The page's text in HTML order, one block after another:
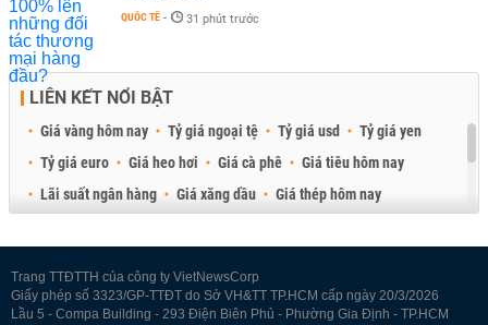
QUỐC TẾ - 31 phút trước
LIÊN KẾT NỔI BẬT
Giá vàng hôm nay Tỷ giá ngoại tệ Tỷ giá usd
Tỷ giá yen
Tỷ giá euro
Giá heo hơi Giá cà phê
Giá tiêu hôm nay
Lãi suất ngân hàng
Giá xăng dầu
Giá thép hôm nay
Trang TTĐTTH của công ty VietNewsCorp
Giấy phép số 3323/GP-TTĐT do Sở VH&TT TP.HCM cấp ngày 20/3/2026
Lầu 5 - Compa Building - 293 Điện Biên Phủ - Phường Gia Định - TP.HCM